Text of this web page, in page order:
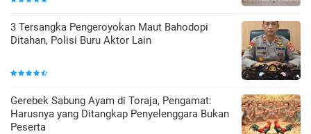
3 Tersangka Pengeroyokan Maut Bahodopi
Ditahan, Polisi Buru Aktor Lain
Gerebek Sabung Ayam di Toraja, Pengamat:
Harusnya yang Ditangkap Penyelenggara Bukan
Peserta